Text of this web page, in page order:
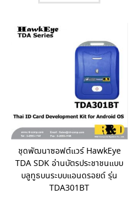
ชุดพัฒนาซอฟต์แวร์ HawkEye
TDA SDK อ่านบัตรประชาชนแบบ
บลูทูธบนระบบแอนดรอยด์ รุ่น
TDA301BT